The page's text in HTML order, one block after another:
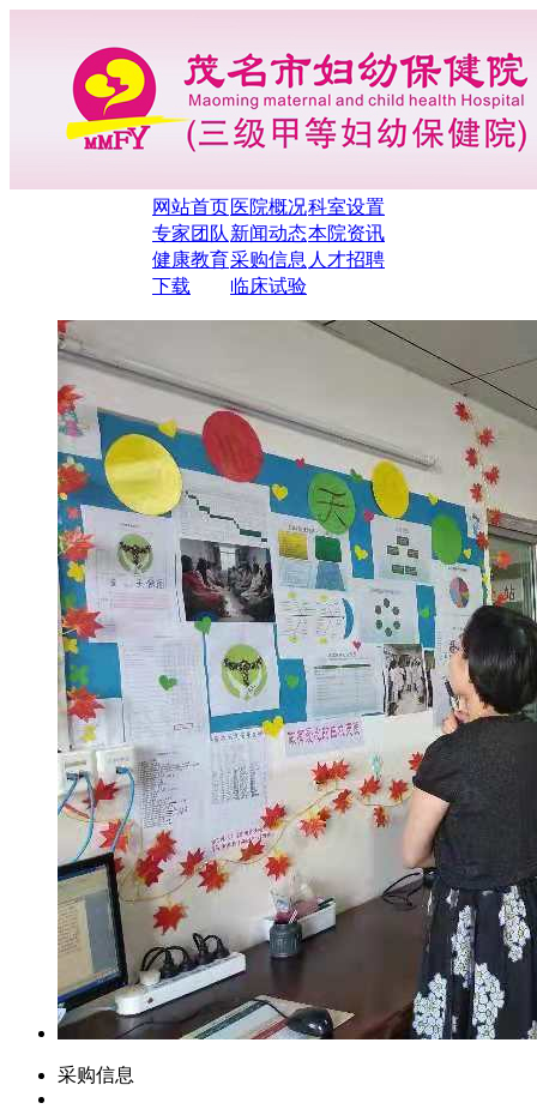
网站首页医院概况科室设置
专家团队 新闻动态本院资讯
健康教育采购信息 人才招聘
下载
临床试验
采购信息